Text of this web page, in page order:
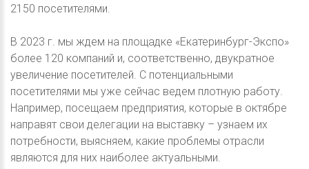
2150 посетителями.
В 2023 г. мы ждем на площадке «Екатеринбург-Экспо»
более 120 компаний и, соответственно, двукратное
увеличение посетителей. С потенциальными
посетителями мы уже сейчас ведем плотную работу.
Например, посещаем предприятия, которые в октябре
направят свои делегации на выставку – узнаем их
потребности, выясняем, какие проблемы отрасли
являются для них наиболее актуальными.